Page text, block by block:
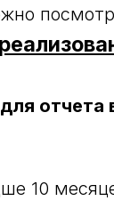
отчета
10